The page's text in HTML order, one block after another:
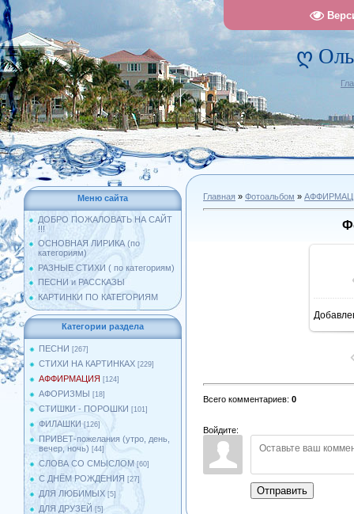
ღ
Меню сайта
ДОБРО ПОЖАЛОВАТЬ НА САЙТ
!!!
ОСНОВНАЯ ЛИРИКА (по
категориям)
РАЗНЫЕ СТИХИ ( по категориям)
ПЕСНИ и РАССКАЗЫ
КАРТИНКИ ПО КАТЕГОРИЯМ
Категории раздела
ПЕСНИ [267]
СТИХИ НА КАРТИНКАХ [229]
АФФИРМАЦИЯ [124]
АФОРИЗМЫ [18]
СТИШКИ - ПОРОШКИ [101]
ФИЛАШКИ [126]
ПРИВЕТ-пожелания (утро, день,
вечер, ночь) [44]
СЛОВА СО СМЫСЛОМ [60]
С ДНЁМ РОЖДЕНИЯ [27]
ДЛЯ ЛЮБИМЫХ [5]
ДЛЯ ДРУЗЕЙ [5]
Главная » Фотоальбом »
Всего комментариев: 0
Войдите:
Отправить